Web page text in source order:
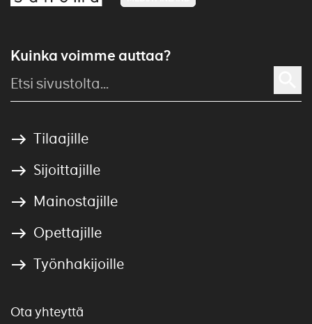
Kuinka voimme auttaa?
Tilaajille
Sijoittajille
Mainostajille
Opettajille
Työnhakijoille
Ota yhteyttä